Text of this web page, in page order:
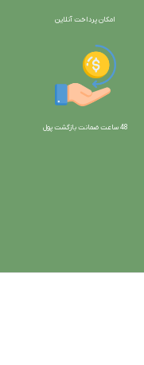
امکان پرداخت آنلاین
48 ساعت ضمانت بازگش ت پول